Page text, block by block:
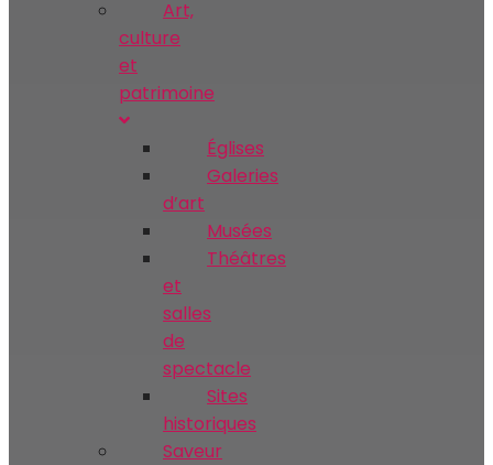
Art‚
culture
et
patrimoine
Églises
Galeries
d’art
Musées
Théâtres
et
salles
de
spectacle
Sites
historiques
Saveur